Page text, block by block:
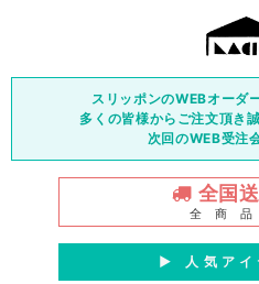
スリッポンのWEBオーダ
多くの皆様からご注文頂き
次回のWEB受注
全国
全 商 品
▶︎ 人 気 ア イ